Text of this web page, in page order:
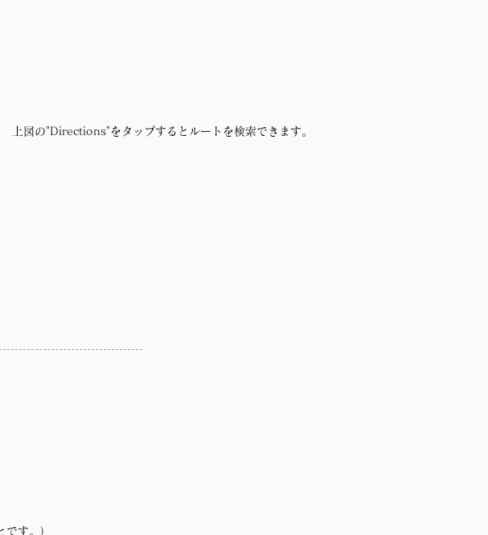
上図の"Directions"をタップするとルートを検索できます。
す。）